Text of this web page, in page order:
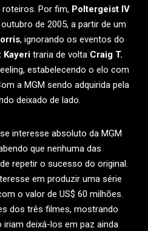
Por fim, Poltergeist IV
de 2005, a partir de um
, ignorando os eventos do
Kayeri traria de volta Craig T.
estabelecendo o elo com
a MGM sendo adquirida pela
deixado de lado.
interesse absoluto da MGM
que nenhuma das
repetir o sucesso do original.
em produzir uma série
o valor de US$ 60 milhões.
dos três filmes, mostrando
deixá-los em paz ainda